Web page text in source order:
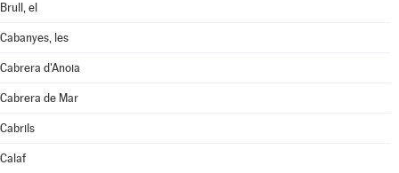
Brull, el
Cabanyes, les
Cabrera d'Anoia
Cabrera de Mar
Cabrils
Calaf